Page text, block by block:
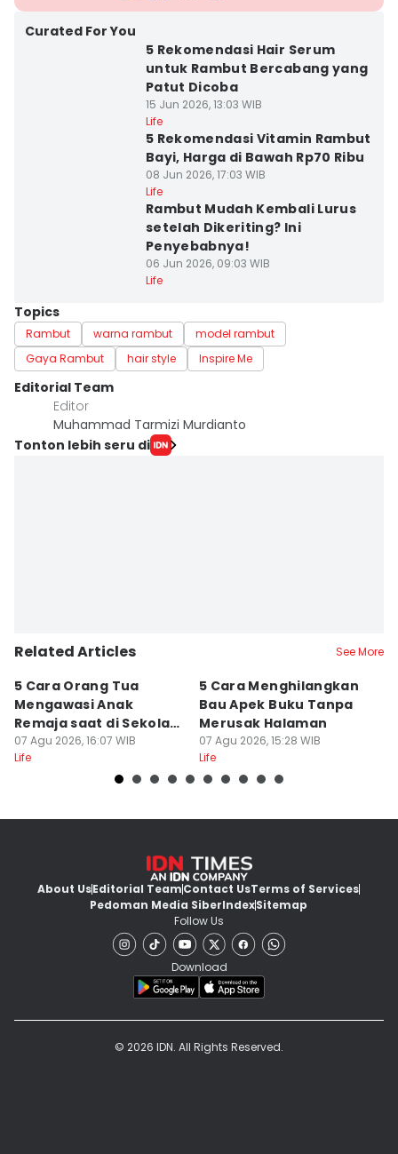
Curated For You
5 Rekomendasi Hair Serum
untuk Rambut Bercabang yang
Patut Dicoba
15 Jun 2026, 13:03 WIB
Life
5 Rekomendasi Vitamin Rambut
Bayi, Harga di Bawah Rp70 Ribu
08 Jun 2026, 17:03 WIB
Life
Rambut Mudah Kembali Lurus
setelah Dikeriting? Ini
Penyebabnya!
06 Jun 2026, 09:03 WIB
Life
Topics
Rambut warna rambut
model rambut
Gaya Rambut
hair style Inspire Me
Editorial Team
Editor
Muhammad Tarmizi Murdianto
Tonton lebih seru di
Related Articles See More
5 Cara Orang Tua
Mengawasi Anak
Remaja saat di Sekolah,
Lebih Ekstra!
07 Agu 2026, 16:07 WIB
Life
5 Cara Menghilangkan
Bau Apek Buku Tanpa
Merusak Halaman
07 Agu 2026, 15:28 WIB
Life
About UsEditorial TeamContact UsTerms of Services
Pedoman Media SiberIndexSitemap
Follow Us
Download
© 2026 IDN. All Rights Reserved.